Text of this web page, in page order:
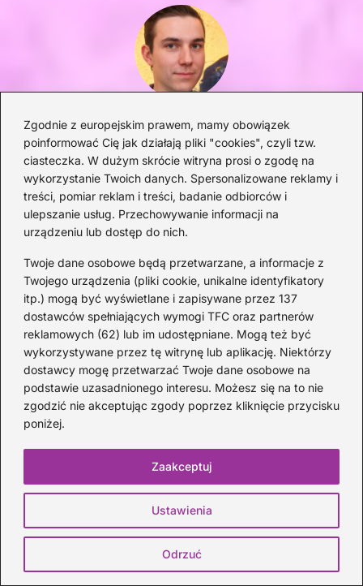
Zgodnie z europejskim prawem, mamy obowiązek
poinformować Cię jak działają pliki "cookies", czyli tzw.
ciasteczka. W dużym skrócie witryna prosi o zgodę na
wykorzystanie Twoich danych. Spersonalizowane reklamy i
treści, pomiar reklam i treści, badanie odbiorców i
ulepszanie usług. Przechowywanie informacji na
urządzeniu lub dostęp do nich.
Twoje dane osobowe będą przetwarzane, a informacje z
Twojego urządzenia (pliki cookie, unikalne identyfikatory
itp.) mogą być wyświetlane i zapisywane przez 137
dostawców spełniających wymogi TFC oraz partnerów
reklamowych (62) lub im udostępniane. Mogą też być
wykorzystywane przez tę witrynę lub aplikację. Niektórzy
dostawcy mogę przetwarzać Twoje dane osobowe na
podstawie uzasadnionego interesu. Możesz się na to nie
zgodzić nie akceptując zgody poprzez kliknięcie przycisku
poniżej.
Ustawienia
Odrzuć
Zaakceptuj
Oskar Zalewski
Miłośnik dźwięków, historii popkultury i wszystkiego, co
porusza serca i umysły. Na tym blogu dzieli się pasją do
muzyki – od klasyków po świeże premiery – oraz
spostrzeżeniami na temat filmów, seriali i szeroko pojętej
kultury. Uwielbia odkrywać nowe zjawiska, analizować
trendy i polecać to, co naprawdę warte uwagi. Jeśli
szukasz niebanalnych rekomendacji i spojrzenia, które
łączy wiedzę z autentycznym entuzjazmem – dobrze
trafiłeś.
Poprzedni:
Muzyczny hołd na pogrzebie
Adamowicza – kto wystąpił?
Pełna lista artystów
Odkryj magię muzyki klasycznej
w W grocie Króla Gór